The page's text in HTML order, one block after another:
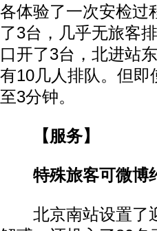
各体验了一次安检过
了3台，几乎无旅客
口开了3台，北进站
有10几人排队。但即
至3分钟。
【服务】
特殊旅客可微博
北京南站设置了迎